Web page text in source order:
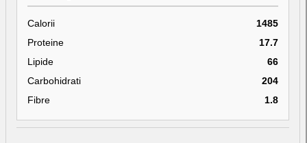
Calorii
1485
Proteine
17.7
Lipide
66
Carbohidrati
204
Fibre
1.8